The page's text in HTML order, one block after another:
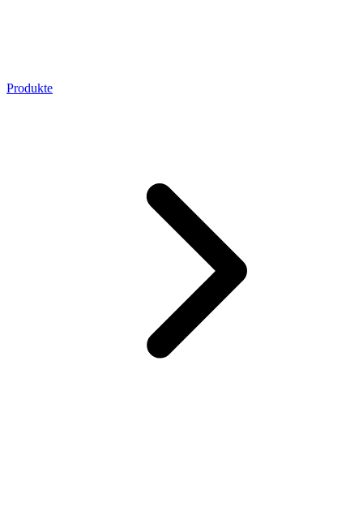
Produkte